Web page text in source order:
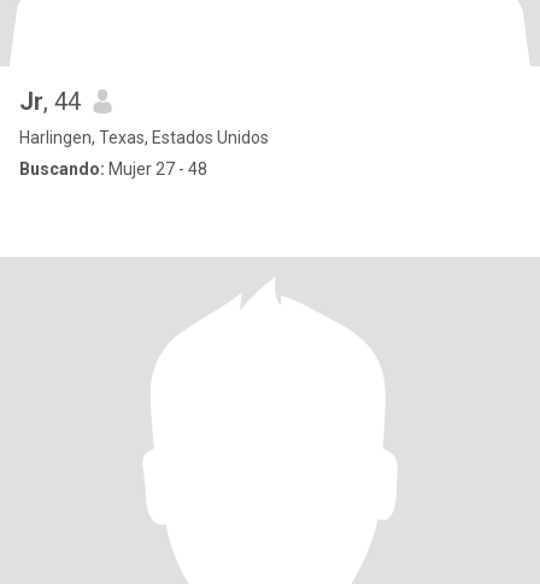
Jr, 44
Harlingen, Texas, Estados Unidos
Buscando: Mujer 27 - 48